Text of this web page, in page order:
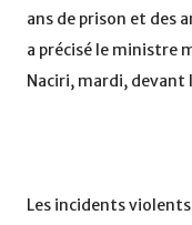
ans de prison et des
a précisé le ministre
Naciri, mardi, devant
Les incidents